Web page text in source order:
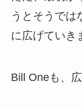
うとそうでは
に広げていき
Bill Oneも、